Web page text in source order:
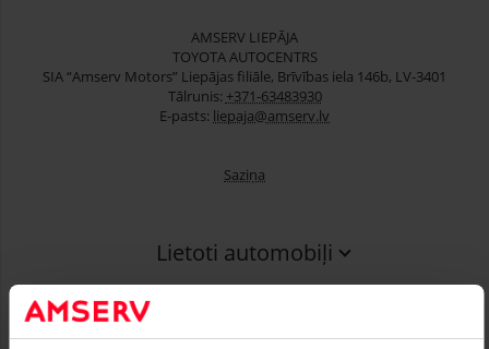
AMSERV LIEPĀJA
TOYOTA AUTOCENTRS
SIA “Amserv Motors” Liepājas filiāle, Brīvības iela 146b, LV-3401
Tālrunis: +371-63483930
E-pasts: liepaja@amserv.lv
Saziņa
Lietoti automobiļi
Serviss